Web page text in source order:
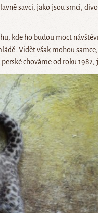
savci, jako jsou srnci,
kde ho budou moct
Vidět však mohou samce,
chováme od roku 1982,